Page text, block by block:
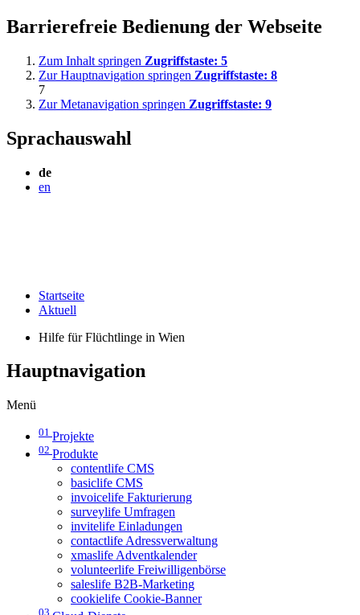
Barrierefreie Bedienung der Webseite
Zum Inhalt springen Zugriffstaste: 5
Zur Hauptnavigation springen Zugriffstaste: 8
7
Zur Metanavigation springen Zugriffstaste: 9
Sprachauswahl
de
en
Startseite
Aktuell
Hilfe für Flüchtlinge in Wien
Hauptnavigation
Menü
01 Projekte
02 Produkte
contentlife CMS
basiclife CMS
invoicelife Fakturierung
surveylife Umfragen
invitelife Einladungen
contactlife Adressverwaltung
xmaslife Adventkalender
volunteerlife Freiwilligenbörse
saleslife B2B-Marketing
cookielife Cookie-Banner
03